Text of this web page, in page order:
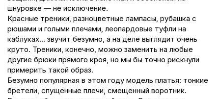
шнуровке — не исключение.
Красные треники, разноцветные лампасы, рубашка с
рюшами и голыми плечами, леопардовые туфли на
каблуках… звучит безумно, а на деле выглядит очень
круто. Треники, конечно, можно заменить на любые
другие брюки прямого кроя, но мы бы точно рискнули
примерить такой образ.
Безумно популярная в этом году модель платья: тонкие
бретели, спущенные плечи, смещенный воротник.